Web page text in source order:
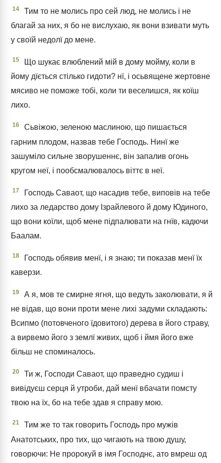
14
Тим то не молись про сей люд, не молись і не
благай за них, я бо не вислухаю, як вони взивати муть
у своїй недолї до мене.
15
Що шукає влюблений мій в дому мойму, коли в
йому дїється стілько гидоти? нї, і осьвящене жертовне
мясиво не поможе тобі, коли ти веселишся, як коїш
лихо.
16
Сьвіжою, зеленою маслиною, що пишається
гарним плодом, назвав тебе Господь. Нинї же
зашуміло сильне зворушеннє, він запалив огонь
кругом неї, і пообсмалювалось віттє в неї.
17
Господь Саваот, що насадив тебе, виповів на тебе
лихо за ледарство дому Ізрайлевого й дому Юдиного,
що вони коїли, щоб мене підпалювати на гнїв, кадючи
Баалам.
18
Господь обявив менї, і я знаю; ти показав менї їх
каверзи.
19
А я, мов те смирне ягня, що ведуть заколювати, я й
не відав, що вони проти мене лихі задуми складають:
Всипмо (потовченого їдовитого) дерева в його страву,
а вирвемо його з землї живих, щоб і ймя його вже
більш не споминалось.
20
Ти ж, Господи Саваот, що праведно судиш і
вивідуєш серця й утроби, дай менї вбачати помсту
твою на їх, бо на тебе здав я справу мою.
21
Тим же то так говорить Господь про мужів
Анатотських, про тих, що чигають на твою душу,
говорючи: Не пророкуй в імя Господнє, ато вмреш од